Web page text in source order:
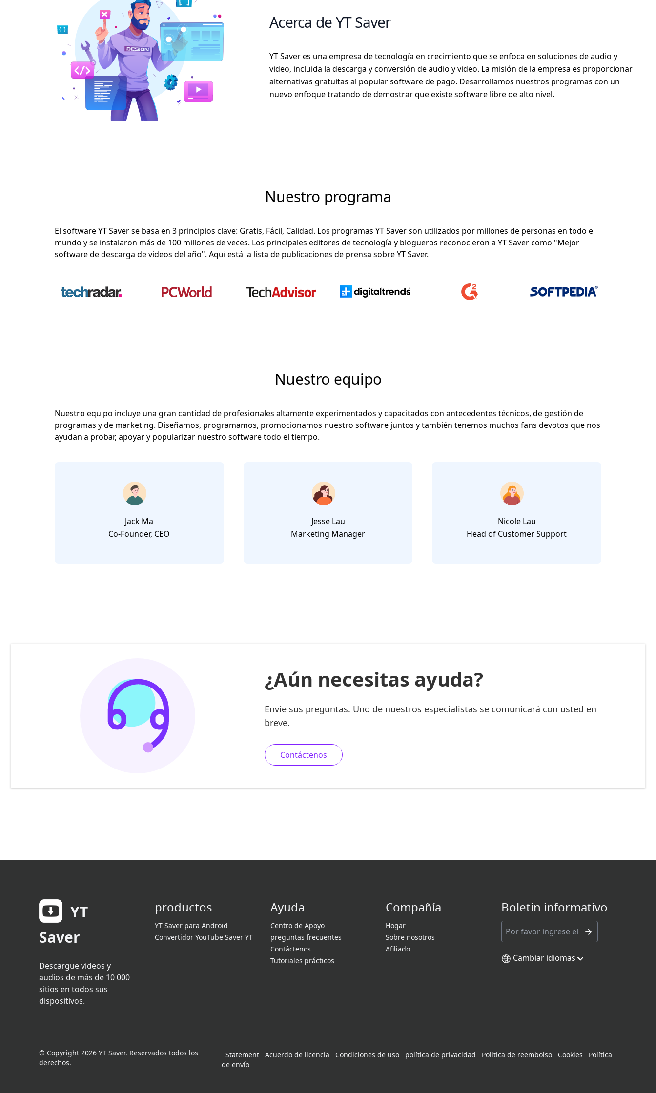
Acerca de YT Saver
YT Saver es una empresa de tecnología en crecimiento que se enfoca en soluciones de audio y
video, incluida la descarga y conversión de audio y video. La misión de la empresa es proporcionar
alternativas gratuitas al popular software de pago. Desarrollamos nuestros programas con un
nuevo enfoque tratando de demostrar que existe software libre de alto nivel.
Nuestro programa
El software YT Saver se basa en 3 principios clave: Gratis, Fácil, Calidad. Los programas YT Saver son utilizados por millones de personas en todo el
mundo y se instalaron más de 100 millones de veces. Los principales editores de tecnología y blogueros reconocieron a YT Saver como "Mejor
software de descarga de videos del año". Aquí está la lista de publicaciones de prensa sobre YT Saver.
Nuestro equipo
Nuestro equipo incluye una gran cantidad de profesionales altamente experimentados y capacitados con antecedentes técnicos, de gestión de
programas y de marketing. Diseñamos, programamos, promocionamos nuestro software juntos y también tenemos muchos fans devotos que nos
ayudan a probar, apoyar y popularizar nuestro software todo el tiempo.
Jack Ma
Co-Founder, CEO
Jesse Lau
Marketing Manager
Nicole Lau
Head of Customer Support
¿Aún necesitas ayuda?
Envíe sus preguntas. Uno de nuestros especialistas se comunicará con usted en
breve.
Contáctenos
YT
Saver
Descargue videos y
audios de más de 10 000
sitios en todos sus
dispositivos.
productos
YT Saver para Android
Convertidor YouTube Saver YT
Ayuda
Centro de Apoyo
preguntas frecuentes
Contáctenos
Tutoriales prácticos
Compañía
Hogar
Sobre nosotros
Afiliado
Boletin informativo
Cambiar idiomas
© Copyright 2026 YT Saver. Reservados todos los
derechos.
Statement Acuerdo de licencia Condiciones de uso política de privacidad Politica de reembolso Cookies
Política
de envío